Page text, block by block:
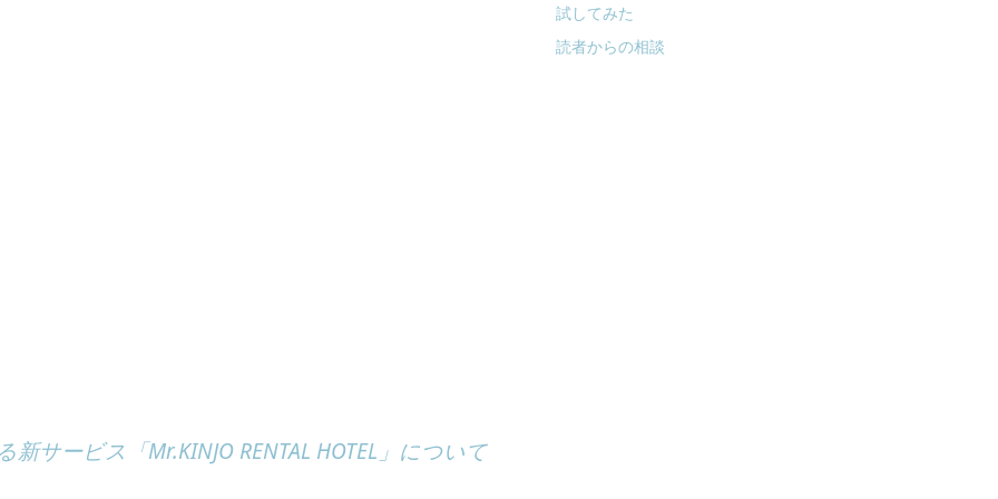
サービス「Mr.KINJO RENTAL HOTEL」について
試してみた
読者からの相談